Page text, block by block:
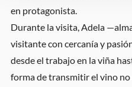
en protagonista.
Durante la visita, Adela
visitante con cercanía y
desde el trabajo en la viña
forma de transmitir el vino no